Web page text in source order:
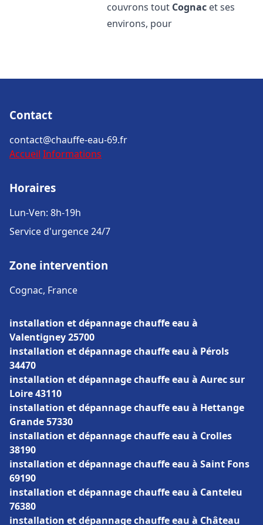
couvrons tout Cognac et ses
environs, pour
Contact
contact@chauffe-eau-69.fr
Accueil Informations
Horaires
Lun-Ven: 8h-19h
Service d'urgence 24/7
Zone intervention
Cognac, France
installation et dépannage chauffe eau à
Valentigney 25700
installation et dépannage chauffe eau à Pérols
34470
installation et dépannage chauffe eau à Aurec sur
Loire 43110
installation et dépannage chauffe eau à Hettange
Grande 57330
installation et dépannage chauffe eau à Crolles
38190
installation et dépannage chauffe eau à Saint Fons
69190
installation et dépannage chauffe eau à Canteleu
76380
installation et dépannage chauffe eau à Château